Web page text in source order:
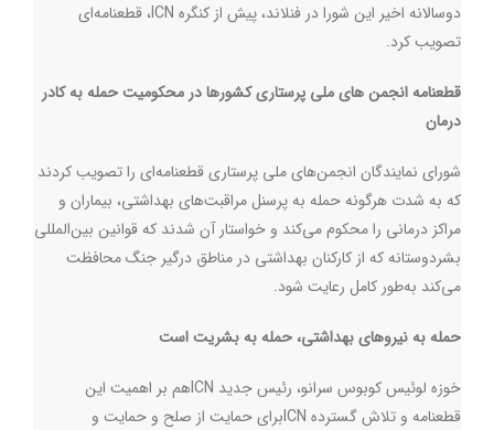
دوسالانه اخیر این شورا در فنلاند، پیش از کنگره ICN، قطعنامه‌ای
تصویب کرد.
قطعنامه انجمن های ملی پرستاری کشورها در محکومیت حمله به کادر
درمان
شورای نمایندگان انجمن‌های ملی پرستاری قطعنامه‌ای را تصویب کردند
که به شدت هرگونه حمله به پرسنل مراقبت‌های بهداشتی، بیماران و
مراکز درمانی را محکوم می‌کند و خواستار آن شدند که قوانین بین‌المللی
بشردوستانه که از کارکنان بهداشتی در مناطق درگیر جنگ محافظت
می‌کند به‌طور کامل رعایت شود.
حمله به نیروهای بهداشتی، حمله به بشریت است
خوزه لوئیس کوبوس سرانو، رئیس جدید ICNهم بر اهمیت این
قطعنامه و تلاش گسترده‌ ICNبرای حمایت از صلح و حمایت و